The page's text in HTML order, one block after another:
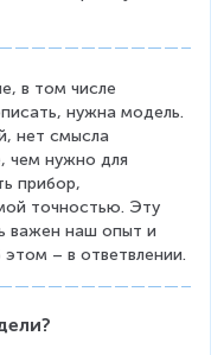
в том числе
нужна модель.
нет смысла
чем нужно для
прибор,
точностью. Эту
важен наш опыт и
– в ответвлении.